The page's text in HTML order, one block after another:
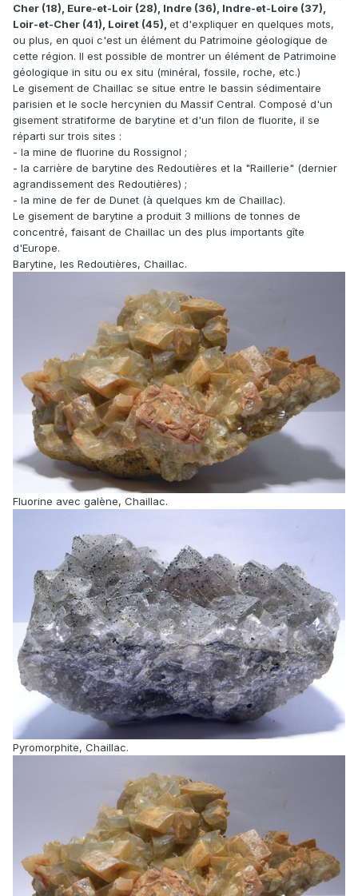
Cher (18), Eure-et-Loir (28), Indre (36), Indre-et-Loire (37),
Loir-et-Cher (41), Loiret (45), et d'expliquer en quelques mots,
ou plus, en quoi c'est un élément du Patrimoine géologique de
cette région. Il est possible de montrer un élément de Patrimoine
géologique in situ ou ex situ (minéral, fossile, roche, etc.)
Le gisement de Chaillac se situe entre le bassin sédimentaire
parisien et le socle hercynien du Massif Central. Composé d'un
gisement stratiforme de barytine et d'un filon de fluorite, il se
réparti sur trois sites :
- la mine de fluorine du Rossignol ;
- la carrière de barytine des Redoutières et la "Raillerie" (dernier
agrandissement des Redoutières) ;
- la mine de fer de Dunet (à quelques km de Chaillac).
Le gisement de barytine a produit 3 millions de tonnes de
concentré, faisant de Chaillac un des plus importants gîte
d'Europe.
Barytine, les Redoutières, Chaillac.
Fluorine avec galène, Chaillac.
Pyromorphite, Chaillac.